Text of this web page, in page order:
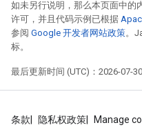
如未另行说明，那么本页面中的
许可，并且代码示例已根据
参阅 Google 开发者网站政策。
标。
最后更新时间 (UTC)：2026-07-30
条款 隐私权政策 Manage